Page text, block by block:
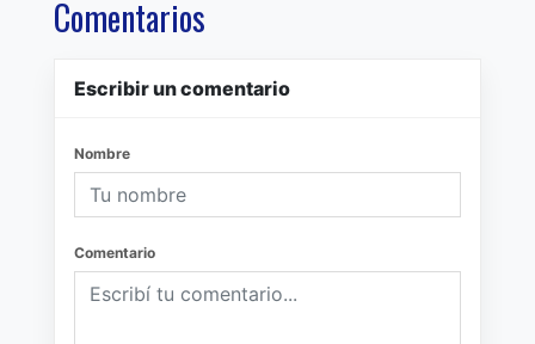
Comentarios
Escribir un comentario
Nombre
Comentario